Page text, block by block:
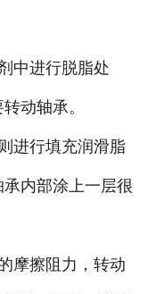
中进行脱脂处
动轴承。
进行填充润滑脂
内部涂上一层很
摩擦阻力，转动